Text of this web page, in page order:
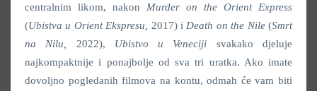
centralnim likom, nakon Murder on the Orient Express
(Ubistva u Orient Ekspresu, 2017) i Death on the Nile(Smrt
na Nilu, 2022), Ubistvo u Veneciji svakako djeluje
najkompaktnije i ponajbolje od sva tri uratka. Ako imate
dovoljno pogledanih filmova na kontu, odmah će vam biti